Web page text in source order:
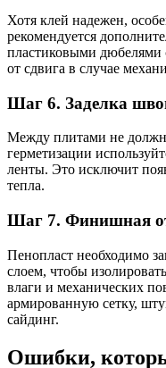
Хотя клей надежен,
рекомендуется
пластиковыми дюбелями
от сдвига в случае
Шаг 6. Заделка
Между плитами не
герметизации
ленты. Это исключит
тепла.
Шаг 7. Финишная
Пенопласт необходимо
слоем, чтобы
влаги и механических
армированную сетку,
сайдинг.
Ошибки,